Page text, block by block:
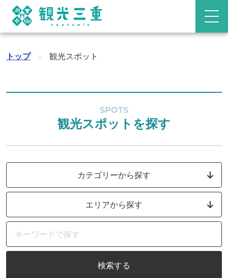
トップ › 観光スポット
SPOTS
観光スポットを探す
カテゴリーから探す
エリアから探す
検索する